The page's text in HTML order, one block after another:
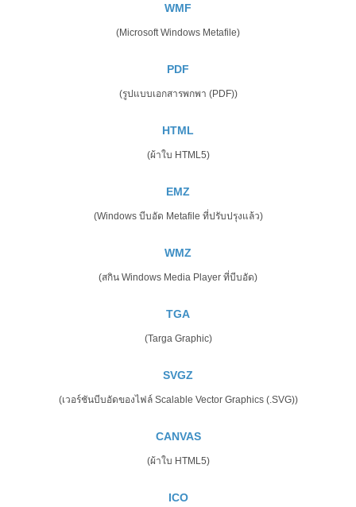
WMF
(Microsoft Windows Metafile)
PDF
(รูปแบบเอกสารพกพา (PDF))
HTML
(ผ้าใบ HTML5)
EMZ
(Windows บีบอัด Metafile ที่ปรับปรุงแล้ว)
WMZ
(สกิน Windows Media Player ที่บีบอัด)
TGA
(Targa Graphic)
SVGZ
(เวอร์ชันบีบอัดของไฟล์ Scalable Vector Graphics (.SVG))
CANVAS
(ผ้าใบ HTML5)
ICO